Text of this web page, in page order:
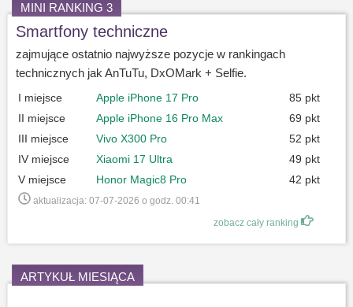
ARTYKUŁ MIESIĄCA
Smartfony techniczne
zajmujące ostatnio najwyższe pozycje w rankingach
technicznych jak AnTuTu, DxOMark + Selfie.
I miejsce Apple iPhone 17 Pro
85 pkt
II miejsce
Apple iPhone 16 Pro Max
69 pkt
III miejsce
Vivo X300 Pro
52 pkt
IV miejsce
Xiaomi 17 Ultra
49 pkt
V miejsce
Honor Magic8 Pro 42 pkt
aktualizacja: 07-07-2026 o godz. 00:41
zobacz cały ranking
MINI RANKING 3